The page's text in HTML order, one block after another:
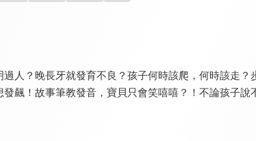
人？晚長牙就發育不良？孩子何時該爬，何時該走
飆！故事筆教發音，寶貝只會笑嘻嘻？！不論孩子說